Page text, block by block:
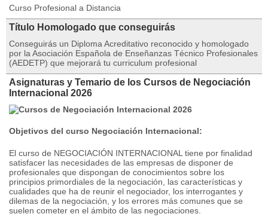
Curso Profesional a Distancia
Título Homologado que conseguirás
Conseguirás un Diploma Acreditativo reconocido y homologado
por la Asociación Española de Enseñanzas Técnico Profesionales
(AEDETP) que mejorará tu curriculum profesional
Asignaturas y Temario de los Cursos de Negociación
Internacional 2026
Objetivos del curso Negociación Internacional:
El curso de NEGOCIACIÓN INTERNACIONAL tiene por finalidad
satisfacer las necesidades de las empresas de disponer de
profesionales que dispongan de conocimientos sobre los
principios primordiales de la negociación, las características y
cualidades que ha de reunir el negociador, los interrogantes y
dilemas de la negociación, y los errores más comunes que se
suelen cometer en el ámbito de las negociaciones.